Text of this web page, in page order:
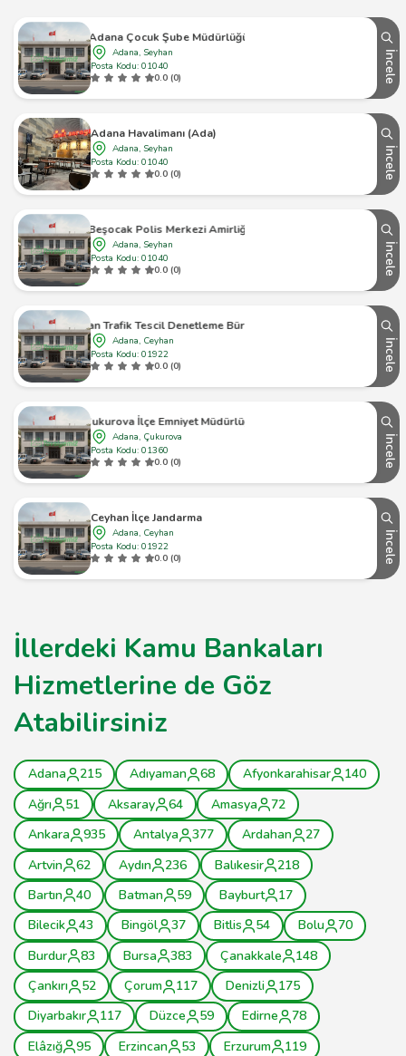
Adana Çocuk Şube Müdürlüğü
Adana, Seyhan
Posta Kodu: 01040
0.0 (0)
İncele
Adana Havalimanı (Ada)
Adana, Seyhan
Posta Kodu: 01040
0.0 (0)
İncele
Beşocak Polis Merkezi Amirliği
Adana, Seyhan
Posta Kodu: 01040
0.0 (0)
İncele
Ceyhan Trafik Tescil Denetleme Büro Amirliği
Adana, Ceyhan
Posta Kodu: 01922
0.0 (0)
İncele
Çukurova İlçe Emniyet Müdürlüğü
Adana, Çukurova
Posta Kodu: 01360
0.0 (0)
İncele
Ceyhan İlçe Jandarma
Adana, Ceyhan
Posta Kodu: 01922
0.0 (0)
İncele
İllerdeki Kamu Bankaları
Hizmetlerine de Göz
Atabilirsiniz
Adana 215 Adıyaman 68 Afyonkarahisar
140
Ağrı
51 Aksaray 64 Amasya
72
Ankara
935 Antalya 377 Ardahan
27
Artvin
62 Aydın 236 Balıkesir
218
Bartın
40 Batman 59 Bayburt
17
Bilecik
43 Bingöl 37 Bitlis 54 Bolu
70
Burdur
83 Bursa 383 Çanakkale
148
Çankırı
52 Çorum 117 Denizli
175
Diyarbakır
117 Düzce 59 Edirne
78
Elâzığ
95 Erzincan 53 Erzurum 119